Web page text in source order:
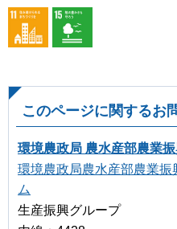
このページに関するお
環境農政局 農水産部農業
環境農政局農水産部農業
ム
生産振興グループ